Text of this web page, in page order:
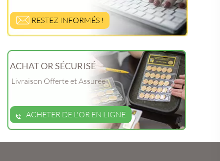
RESTEZ INFORMÉS !
ACHAT OR SÉCURISÉ
Livraison Offerte et Assurée
ACHETER DE L'OR EN LIGNE